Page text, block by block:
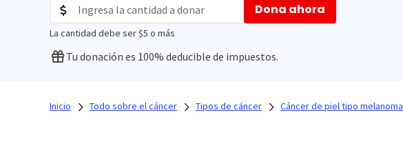
La cantidad debe ser $5 o más
Dona ahora
Tu donación es 100% deducible de impuestos.
Inicio Todo sobre el cáncer Tipos de cáncer Cáncer de piel tipo melanoma